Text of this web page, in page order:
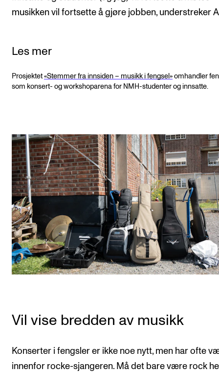
musikken vil fortsette å gjøre jobben, understreker
Les mer
Prosjektet«Stemmer fra innsiden – musikk i fengsel» omhandler
som konsert- og workshoparena for NMH-studenter og innsatte.
Vil vise bredden av musikk
Konserter i fengsler er ikke noe nytt, men har ofte
innenfor rocke-sjangeren. Må det bare være rock